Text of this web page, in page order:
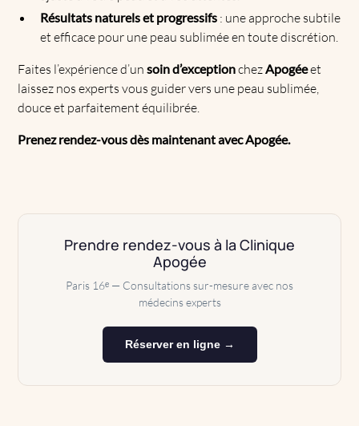
Résultats naturels et progressifs : une approche subtile
et efficace pour une peau sublimée en toute discrétion.
Faites l’expérience d’unsoin d’exceptionchezApogéeet
laissez nos experts vous guider vers une peau sublimée,
douce et parfaitement équilibrée.
Prenez rendez-vous dès maintenant avec Apogée.
Prendre rendez-vous à la Clinique
Apogée
Paris 16ᵉ — Consultations sur-mesure avec nos
médecins experts
Réserver en ligne →